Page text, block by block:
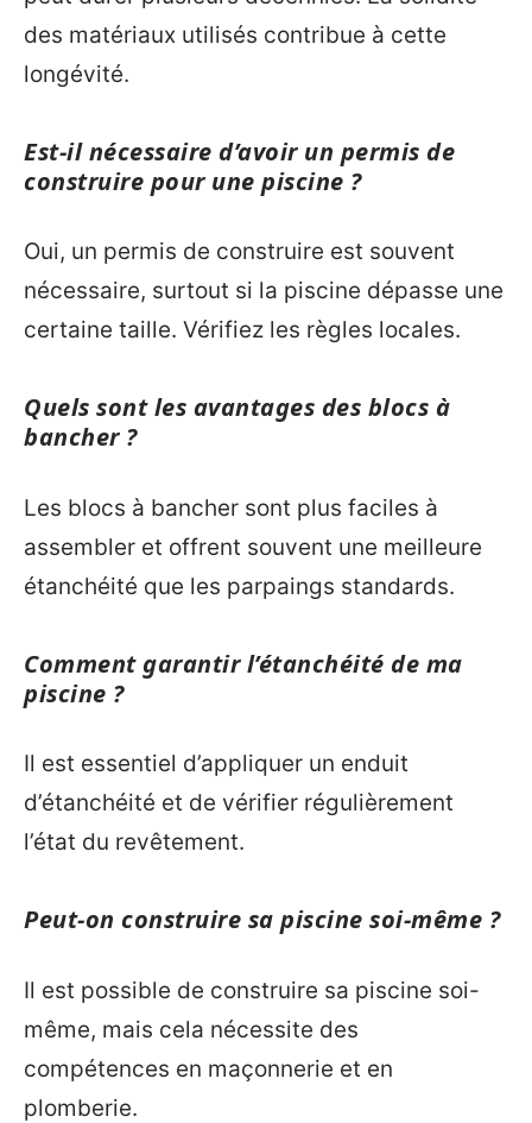
des matériaux utilisés contribue à cette
longévité.
Est-il nécessaire d’avoir un permis de
construire pour une piscine ?
Oui, un permis de construire est souvent
nécessaire, surtout si la piscine dépasse une
certaine taille. Vérifiez les règles locales.
Quels sont les avantages des blocs à
bancher ?
Les blocs à bancher sont plus faciles à
assembler et offrent souvent une meilleure
étanchéité que les parpaings standards.
Comment garantir l’étanchéité de ma
piscine ?
Il est essentiel d’appliquer un enduit
d’étanchéité et de vérifier régulièrement
l’état du revêtement.
Peut-on construire sa piscine soi-même ?
Il est possible de construire sa piscine soi-
même, mais cela nécessite des
compétences en maçonnerie et en
plomberie.